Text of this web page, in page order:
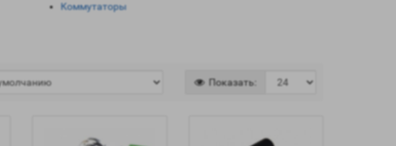
Коммутаторы
Показать: